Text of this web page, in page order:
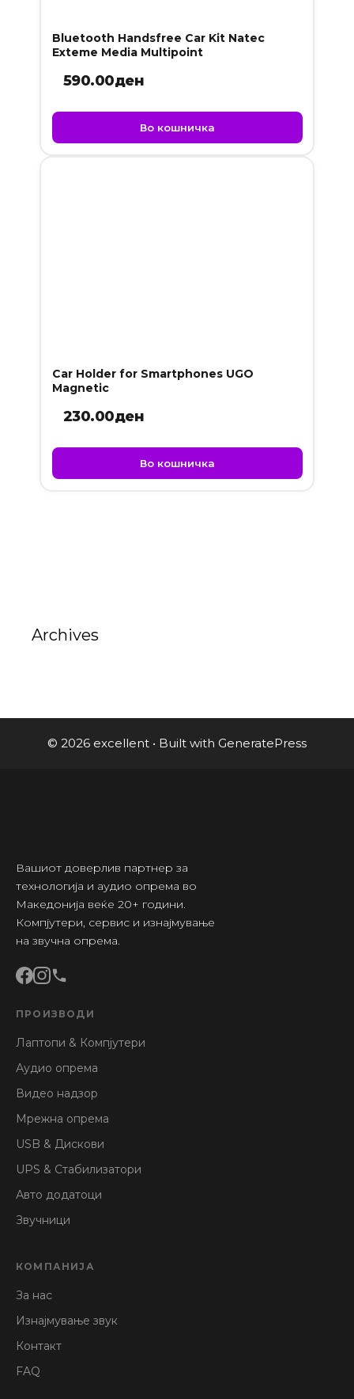
Bluetooth Handsfree Car Kit Natec
Exteme Media Multipoint
590.00ден
Во кошничка
Car Holder for Smartphones UGO
Magnetic
230.00ден
Во кошничка
Archives
© 2026 excellent • Built with GeneratePress
Вашиот доверлив партнер за
технологија и аудио опрема во
Македонија веќе 20+ години.
Компјутери, сервис и изнајмување
на звучна опрема.
ПРОИЗВОДИ
Лаптопи & Компјутери
Аудио опрема
Видео надзор
Мрежна опрема
USB & Дискови
UPS & Стабилизатори
Авто додатоци
Звучници
КОМПАНИЈА
За нас
Изнајмување звук
Контакт
FAQ